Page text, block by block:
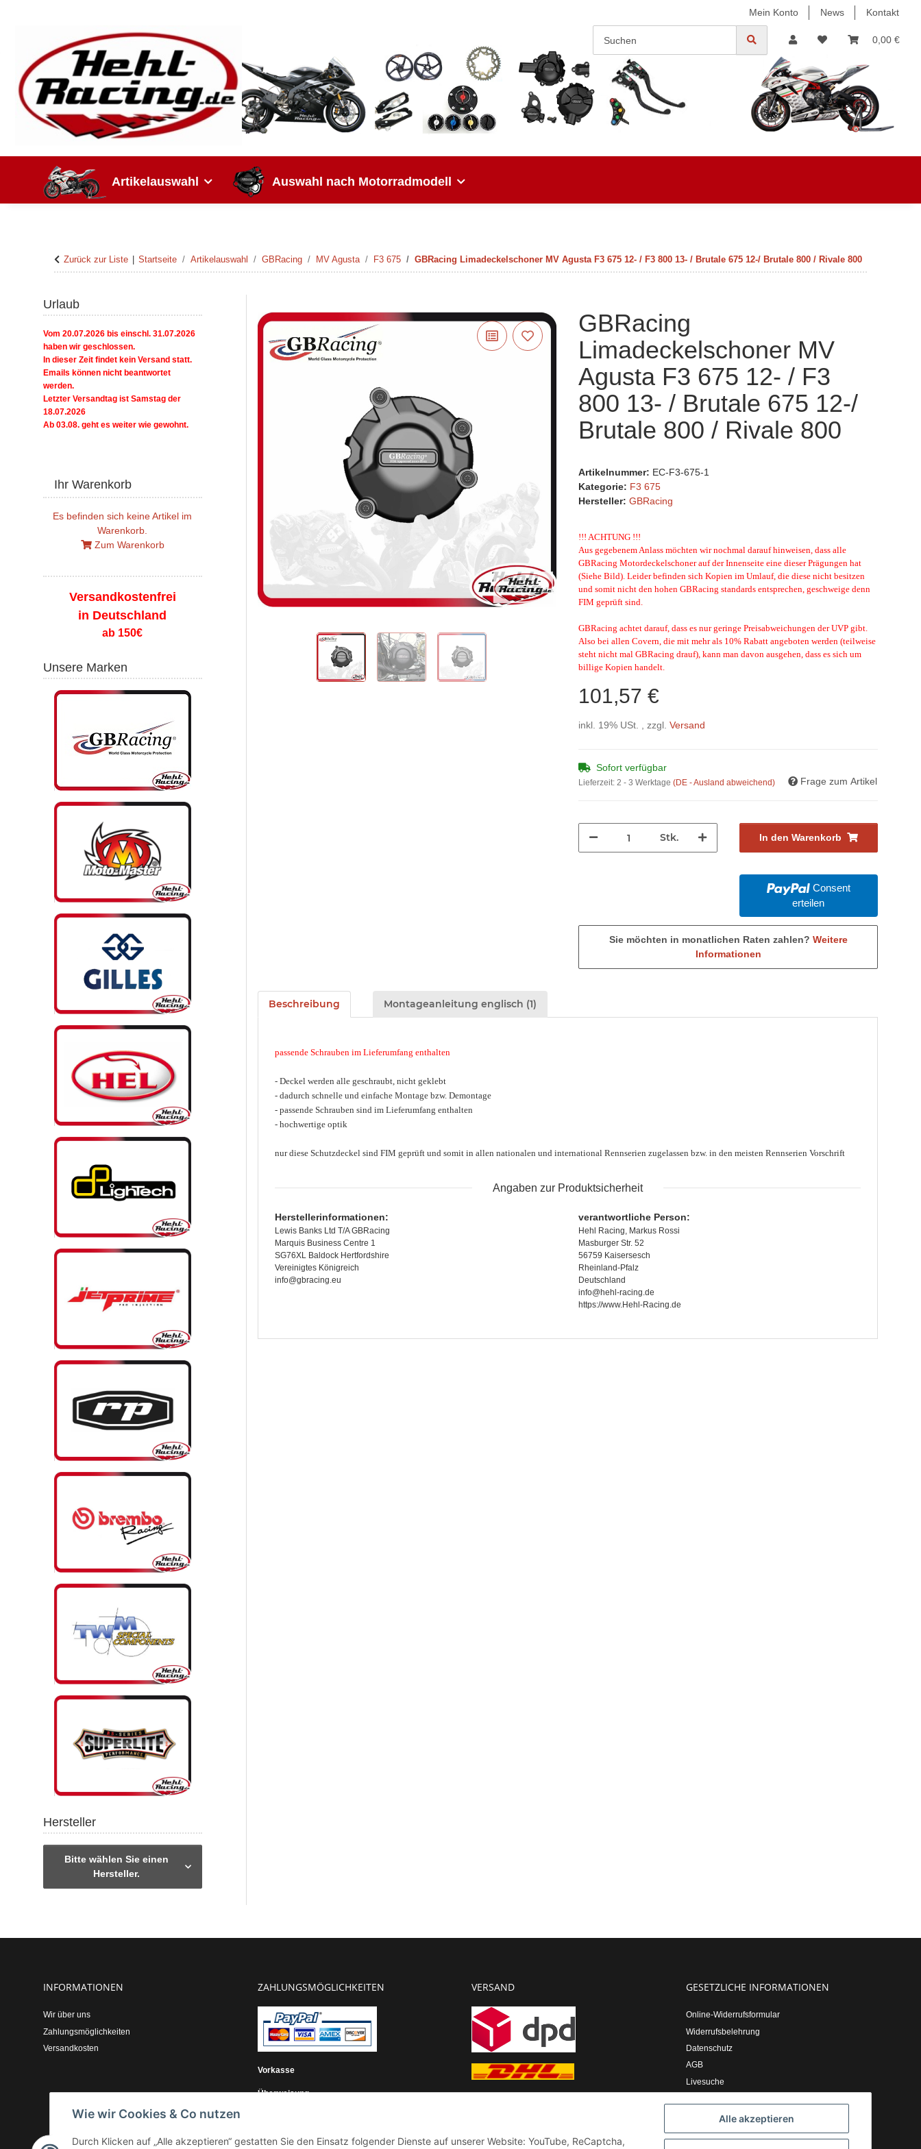
Alle akzeptieren
Wie wir Cookies & Co nutzen
Durch Klicken auf „Alle akzeptieren“ gestatten Sie den Einsatz folgender Dienste auf unserer Website: YouTube, ReCaptcha,
Mein Konto News Kontakt
0,00 €
Artikelauswahl Auswahl nach Motorradmodell
Zurück zur Liste Startseite Artikelauswahl GBRacing MV Agusta F3 675 GBRacing Limadeckelschoner MV Agusta F3 675 12- / F3 800 13- / Brutale 675 12-/ Brutale 800 / Rivale 800
GBRacing
Limadeckelschoner MV
Agusta F3 675 12- / F3
800 13- / Brutale 675 12-/
Brutale 800 / Rivale 800
Artikelnummer: EC-F3-675-1
Kategorie: F3 675
Hersteller: GBRacing
!!! ACHTUNG !!!
Aus gegebenem Anlass möchten wir nochmal darauf hinweisen, dass alle
GBRacing Motordeckelschoner auf der Innenseite eine dieser Prägungen hat
(Siehe Bild). Leider befinden sich Kopien im Umlauf, die diese nicht besitzen
und somit nicht den hohen GBRacing standards entsprechen, geschweige denn
FIM geprüft sind.
GBRacing achtet darauf, dass es nur geringe Preisabweichungen der UVP gibt.
Also bei allen Covern, die mit mehr als 10% Rabatt angeboten werden (teilweise
steht nicht mal GBRacing drauf), kann man davon ausgehen, dass es sich um
billige Kopien handelt.
101,57 €
inkl. 19% USt. , zzgl.Versand
Sofort verfügbar
Lieferzeit:2 - 3 Werktage(DE - Ausland abweichend) Frage zum Artikel
Stk. In den Warenkorb
Consent
erteilen
Sie möchten in monatlichen Raten zahlen? Weitere
Informationen
Beschreibung Montageanleitung englisch (1)
passende Schrauben im Lieferumfang enthalten
- Deckel werden alle geschraubt, nicht geklebt
- dadurch schnelle und einfache Montage bzw. Demontage
- passende Schrauben sind im Lieferumfang enthalten
- hochwertige optik
nur diese Schutzdeckel sind FIM geprüft und somit in allen nationalen und international Rennserien zugelassen bzw. in den meisten Rennserien Vorschrift
Angaben zur Produktsicherheit
Herstellerinformationen:
Lewis Banks Ltd T/A GBRacing
Marquis Business Centre 1
SG76XL Baldock Hertfordshire
Vereinigtes Königreich
info@gbracing.eu
verantwortliche Person:
Hehl Racing, Markus Rossi
Masburger Str. 52
56759 Kaisersesch
Rheinland-Pfalz
Deutschland
info@hehl-racing.de
https://www.Hehl-Racing.de
Urlaub
Vom 20.07.2026 bis einschl. 31.07.2026
haben wir geschlossen.
In dieser Zeit findet kein Versand statt.
Emails können nicht beantwortet
werden.
Letzter Versandtag ist Samstag der
18.07.2026
Ab 03.08. geht es weiter wie gewohnt.
Ihr Warenkorb
Es befinden sich keine Artikel im
Warenkorb.
Zum Warenkorb
Versandkostenfrei
in Deutschland
ab 150€
Unsere Marken
Hersteller
Bitte wählen Sie einen
Hersteller.
INFORMATIONEN
Wir über uns
Zahlungsmöglichkeiten
Versandkosten
ZAHLUNGSMÖGLICHKEITEN
Vorkasse
Überweisung
VERSAND GESETZLICHE INFORMATIONEN
Online-Widerrufsformular
Widerrufsbelehrung
Datenschutz
AGB
Livesuche
Impressum